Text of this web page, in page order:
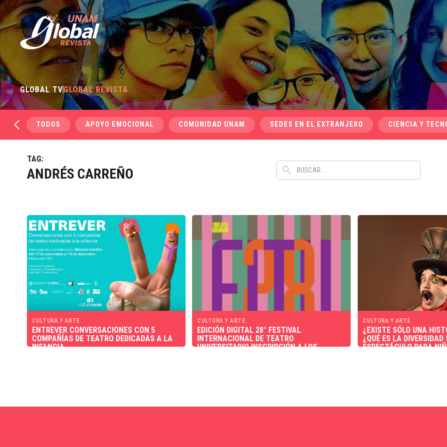
GLOBAL TVGLOBAL REVISTA
TODOS APOYO EMOCIONAL COMUNIDAD UNAM SEDES EN EL EXTRANJERO CIENCIA Y
TAG:
ANDRÉS CARREÑO
CULTURA Y ARTE
ENTREVER CONVERSACIONES CON 5
COMPAÑÍAS DE TEATRO DEDICADAS A LA
INFANCIA
CULTURA Y ARTE
EDICIÓN DIGITAL 28° FESTIVAL
INTERNACIONAL DE TEATRO
UNIVERSITARIO INSCRIPCIÓN A LOS
CULTURA Y ARTE
¿EXISTE SÓLO UNA
¿QUÉ ES LA
ESPECTÁCULO PARA